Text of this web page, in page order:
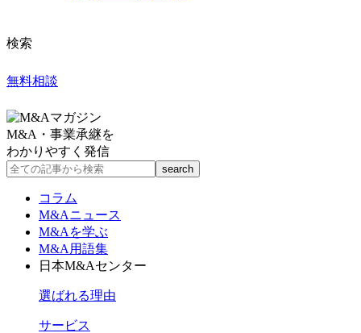
検索
無料相談
M&A・事業承継を
わかりやすく発信
コラム
M&Aニュース
M&Aを学ぶ
M&A用語集
日本M&Aセンター
選ばれる理由
サービス